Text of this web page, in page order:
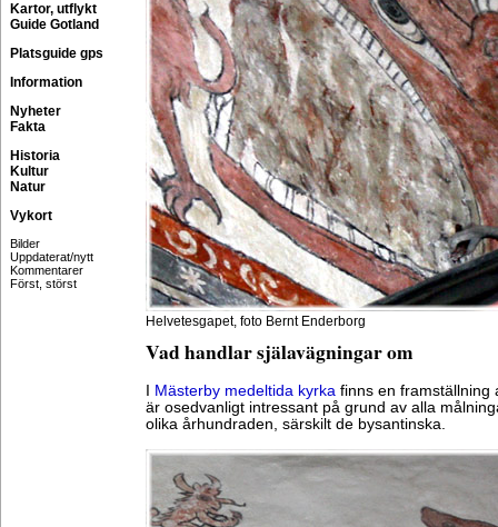
Kartor, utflykt
Guide Gotland
Platsguide gps
Information
Nyheter
Fakta
Historia
Kultur
Natur
Vykort
Bilder
Uppdaterat/nytt
Kommentarer
Först, störst
Helvetesgapet, foto Bernt Enderborg
Vad handlar själavägningar om
Mästerby medeltida kyrka finns en framställning
är osedvanligt intressant på grund av alla
olika århundraden, särskilt de bysantinska.